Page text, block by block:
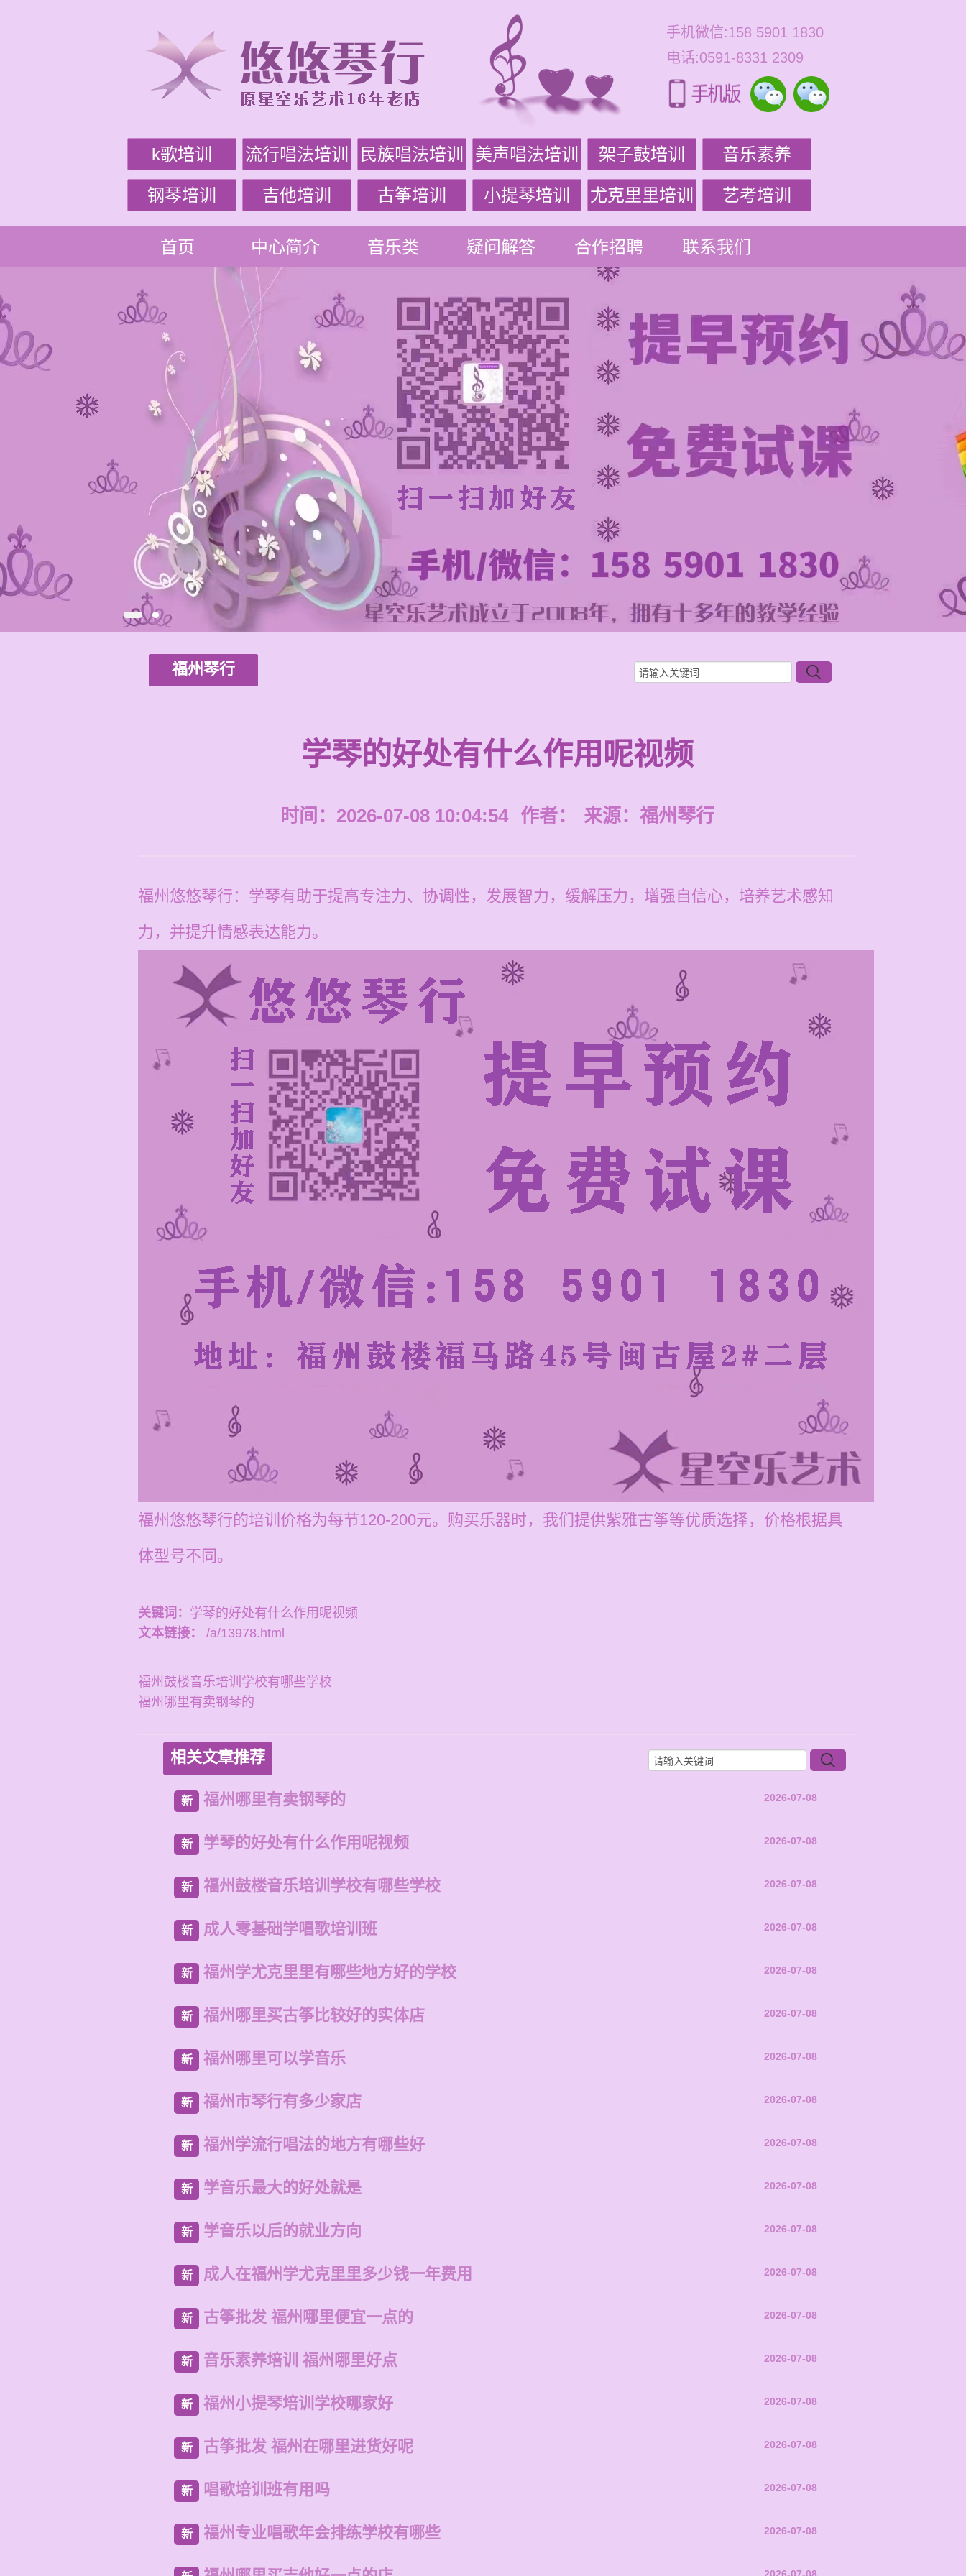
手机微信:158 5901 1830
电话:0591-8331 2309
k歌培训 流行唱法培训 民族唱法培训 美声唱法培训 架子鼓培训 音乐素养
钢琴培训 吉他培训 古筝培训 小提琴培训 尤克里里培训 艺考培训
首页 中心简介 音乐类 疑问解答 合作招聘 联系我们
福州琴行
学琴的好处有什么作用呢视频
时间：2026-07-08 10:04:54 作者： 来源： 福州琴行
福州悠悠琴行：学琴有助于提高专注力、协调性，发展智力，缓解压力，增强自信心，培养艺术感知
力，并提升情感表达能力。
福州悠悠琴行的培训价格为每节120-200元。购买乐器时，我们提供紫雅古筝等优质选择，价格根据具
体型号不同。
关键词： 学琴的好处有什么作用呢视频
文本链接：
/a/13978.html
福州鼓楼音乐培训学校有哪些学校
福州哪里有卖钢琴的
相关文章推荐
新 福州哪里有卖钢琴的 2026-07-08
新 学琴的好处有什么作用呢视频 2026-07-08
新 福州鼓楼音乐培训学校有哪些学校 2026-07-08
新 成人零基础学唱歌培训班 2026-07-08
新 福州学尤克里里有哪些地方好的学校 2026-07-08
新 福州哪里买古筝比较好的实体店 2026-07-08
新 福州哪里可以学音乐 2026-07-08
新 福州市琴行有多少家店 2026-07-08
新 福州学流行唱法的地方有哪些好 2026-07-08
新 学音乐最大的好处就是 2026-07-08
新 学音乐以后的就业方向 2026-07-08
新 成人在福州学尤克里里多少钱一年费用 2026-07-08
新 古筝批发 福州哪里便宜一点的 2026-07-08
新 音乐素养培训 福州哪里好点 2026-07-08
新 福州小提琴培训学校哪家好 2026-07-08
新 古筝批发 福州在哪里进货好呢 2026-07-08
新 唱歌培训班有用吗 2026-07-08
新 福州专业唱歌年会排练学校有哪些 2026-07-08